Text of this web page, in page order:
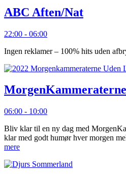
ABC Aften/Nat
22:00 - 06:00
Ingen reklamer – 100% hits uden
MorgenKammeraterne
06:00 - 10:00
Bliv klar til en ny dag med
klar med godt humør hver morgen
mere